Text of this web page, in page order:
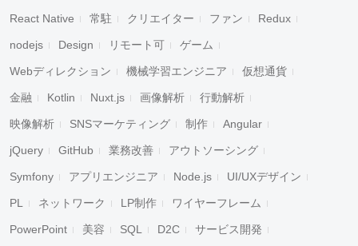
React Native 常駐 クリエイター ファン Redux
nodejs Design リモート可 ゲーム
Webディレクション 機械学習エンジニア 仮想通貨
金融 Kotlin Nuxt.js 画像解析 行動解析
映像解析 SNSマーケティング 制作 Angular
jQuery GitHub 業務改善 アウトソーシング
Symfony アプリエンジニア Node.js UI/UXデザイン
PL ネットワーク LP制作 ワイヤーフレーム
PowerPoint 美容 SQL D2C サービス開発